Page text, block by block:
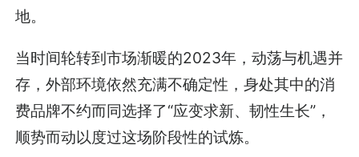
地。
当时间轮转到市场渐暖的2023年，动荡与机遇并
存，外部环境依然充满不确定性，身处其中的消
费品牌不约而同选择了“应变求新、韧性生长”，
顺势而动以度过这场阶段性的试炼。